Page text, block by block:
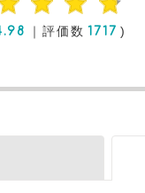
｜評価数 1717 )